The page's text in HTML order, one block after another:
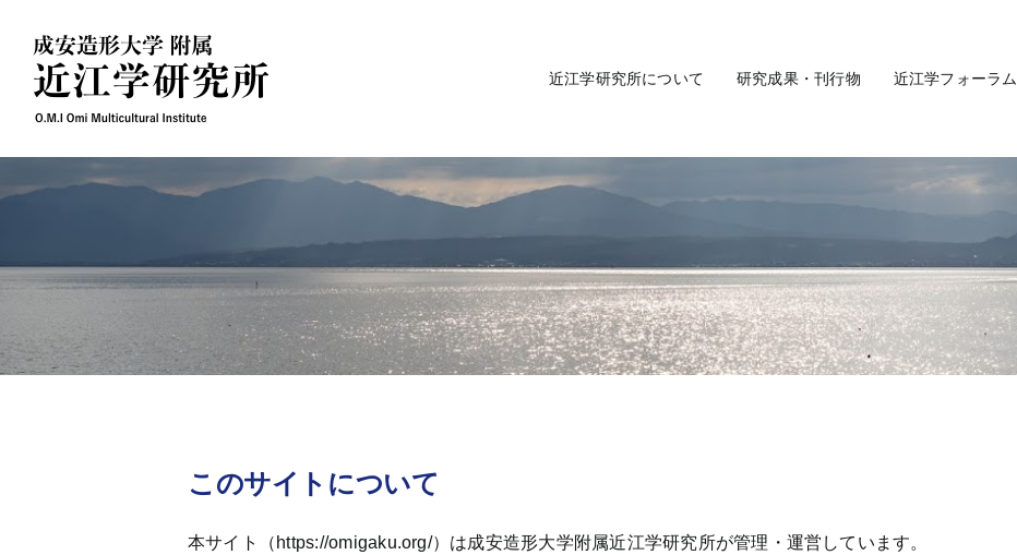
content
近江学研究所について 研究成果・刊行物 近江学フォーラム
このサイトについて
本サイト（https://omigaku.org/）は成安造形大学附属近江学研究所が管理・運営しています。